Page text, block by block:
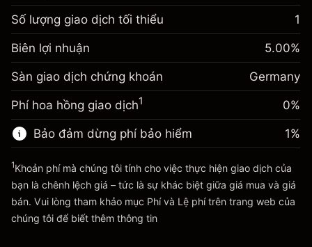
của bạn
Điều chỉnh phí tài trợ qua
đêm
Phí được tính trên toàn bộ giá
trị vị thế.
-0.017307
%
(-€3.46)
Quy mô giao dịch với đòn bẩy ~
Tiền từ đòn bẩy ~ $
Biên lợi nhuận. Đầu tư
của bạn
€1,000.00
Điều chỉnh phí tài trợ qua
đêm
Phí được tính trên toàn bộ giá
trị vị thế.
-0.004915
%
Quy mô giao dịch với đòn bẩy ~
Tiền từ đòn bẩy ~ $
Đi đến nền tảng
Số lượng giao dịch tối thiểu 1
Biên lợi nhuận 5.00%
Sàn giao dịch chứng khoán Germany
Phí hoa hồng giao dịch1 0%
Bảo đảm dừng phí bảo hiểm
Phí và Lệ phí
1%
1Khoản phí mà chúng tôi tính cho việc thực hiện giao dịch của
bạn là chênh lệch giá – tức là sự khác biệt giữa giá mua và giá
bán. Vui lòng tham khảo mục Phí và Lệ phítrên trang web của
chúng tôi để biết thêm thông tin